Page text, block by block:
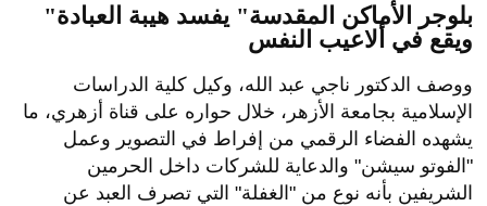
"بلوجر الأماكن المقدسة" يفسد هيبة العبادة
ويقع في ألاعيب النفس
ووصف الدكتور ناجي عبد الله، وكيل كلية الدراسات
الإسلامية بجامعة الأزهر، خلال حواره على قناة أزهري، ما
يشهده الفضاء الرقمي من إفراط في التصوير وعمل
"الفوتو سيشن" والدعاية للشركات داخل الحرمين
الشريفين بأنه نوع من "الغفلة" التي تصرف العبد عن